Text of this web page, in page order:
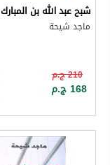
شبح عبد الله بن المبارك
ماجد شيحة
210 ج.م
168 ج.م